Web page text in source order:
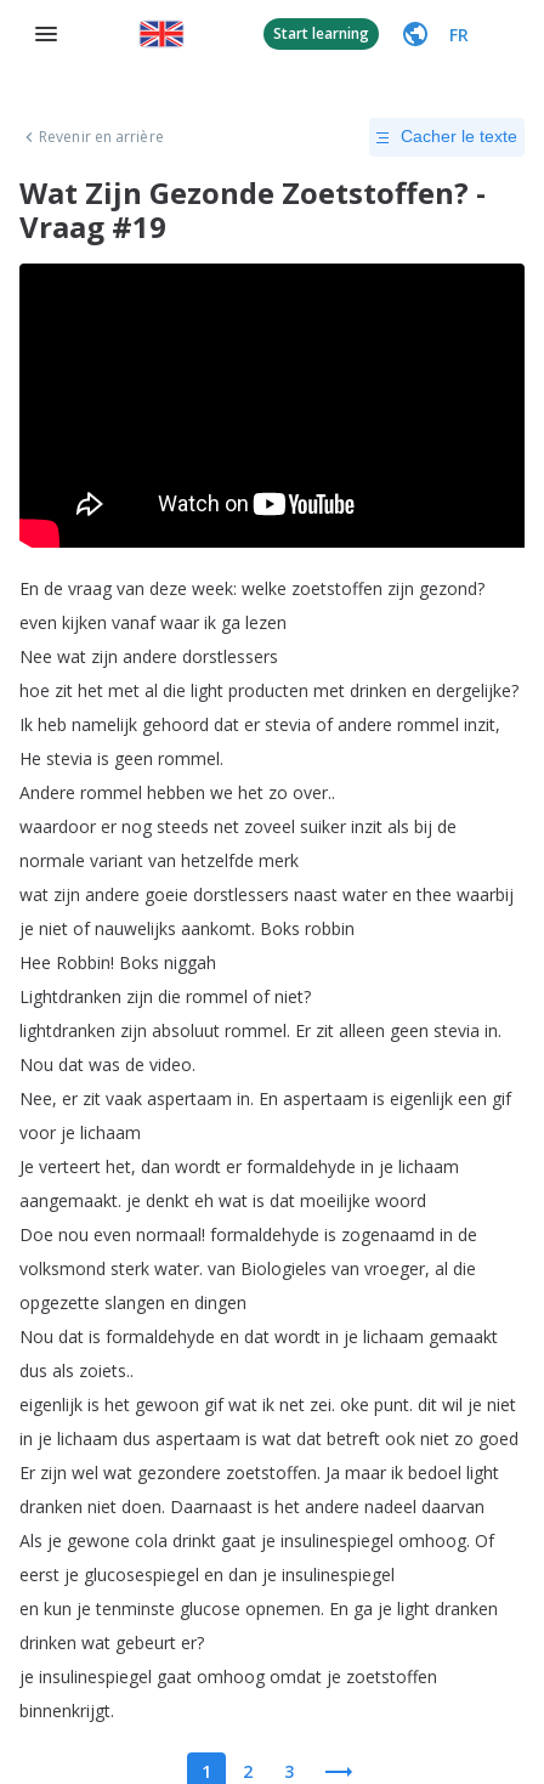
Start learning FR
Revenir en arrière Cacher le texte
Wat Zijn Gezonde Zoetstoffen? -
Vraag #19
En de vraag van deze week: welke zoetstoffen zijn gezond?
even kijken vanaf waar ik ga lezen
Nee wat zijn andere dorstlessers
hoe zit het met al die light producten met drinken en dergelijke?
Ik heb namelijk gehoord dat er stevia of andere rommel inzit,
He stevia is geen rommel.
Andere rommel hebben we het zo over..
waardoor er nog steeds net zoveel suiker inzit als bij de
normale variant van hetzelfde merk
wat zijn andere goeie dorstlessers naast water en thee waarbij
je niet of nauwelijks aankomt. Boks robbin
Hee Robbin! Boks niggah
Lightdranken zijn die rommel of niet?
lightdranken zijn absoluut rommel. Er zit alleen geen stevia in.
Nou dat was de video.
Nee, er zit vaak aspertaam in. En aspertaam is eigenlijk een gif
voor je lichaam
Je verteert het, dan wordt er formaldehyde in je lichaam
aangemaakt. je denkt eh wat is dat moeilijke woord
Doe nou even normaal! formaldehyde is zogenaamd in de
volksmond sterk water. van Biologieles van vroeger, al die
opgezette slangen en dingen
Nou dat is formaldehyde en dat wordt in je lichaam gemaakt
dus als zoiets..
eigenlijk is het gewoon gif wat ik net zei. oke punt. dit wil je niet
in je lichaam dus aspertaam is wat dat betreft ook niet zo goed
Er zijn wel wat gezondere zoetstoffen. Ja maar ik bedoel light
dranken niet doen. Daarnaast is het andere nadeel daarvan
Als je gewone cola drinkt gaat je insulinespiegel omhoog. Of
eerst je glucosespiegel en dan je insulinespiegel
en kun je tenminste glucose opnemen. En ga je light dranken
drinken wat gebeurt er?
je insulinespiegel gaat omhoog omdat je zoetstoffen
binnenkrijgt.
1 2 3